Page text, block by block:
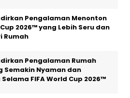
Pengalaman Menonton
2026™ yang Lebih Seru dan
Rumah
Pengalaman Rumah
Semakin Nyaman dan
FIFA World Cup 2026™